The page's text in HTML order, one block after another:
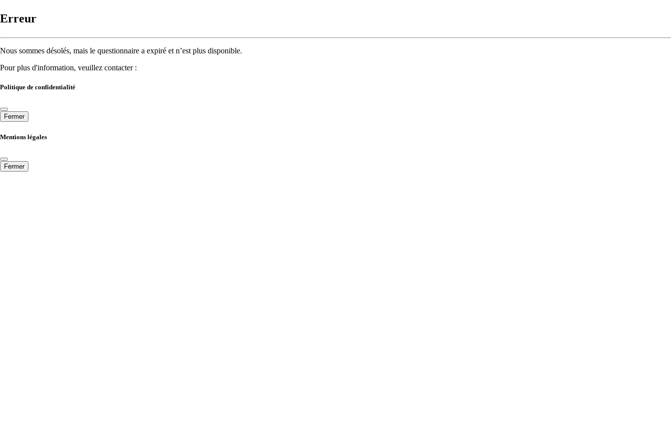
Erreur
Nous sommes désolés, mais le questionnaire a expiré et n’est plus disponible.
Pour plus d'information, veuillez contacter :
Politique de confidentialité
Fermer
Mentions légales
Fermer